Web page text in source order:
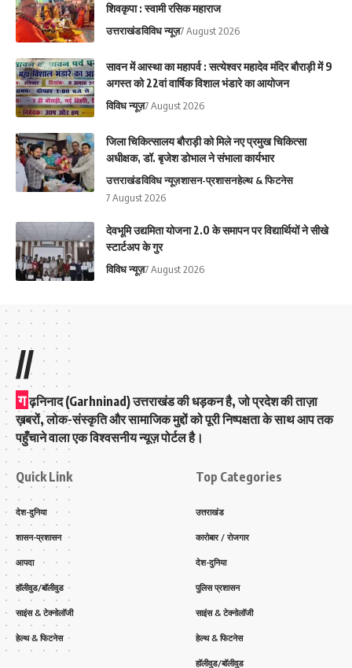
शिवकृपा : स्वामी रसिक महाराज
उत्तराखंडविविध न्यूज़7 August 2026
सावन में आस्था का महापर्व : सत्येश्वर महादेव मंदिर बौराड़ी में 9
अगस्त को 22वां वार्षिक विशाल भंडारे का आयोजन
विविध न्यूज़7 August 2026
जिला चिकित्सालय बौराड़ी को मिले नए प्रमुख चिकित्सा
अधीक्षक, डॉ. बृजेश डोभाल ने संभाला कार्यभार
उत्तराखंडविविध न्यूज़शासन-प्रशासनहेल्थ & फिटनेस
7 August 2026
देवभूमि उद्यमिता योजना 2.0 के समापन पर विद्यार्थियों ने सीखे
स्टार्टअप के गुर
विविध न्यूज़7 August 2026
//
ग ढ़निनाद (Garhninad) उत्तराखंड की धड़कन है, जो प्रदेश की ताज़ा
ख़बरों, लोक-संस्कृति और सामाजिक मुद्दों को पूरी निष्पक्षता के साथ आप तक
पहुँचाने वाला एक विश्वसनीय न्यूज़ पोर्टल है।
Quick Link
देश-दुनिया
शासन-प्रशासन
आपदा
हॉलीवुड/बॉलीवुड
साइंस & टेक्नोलॉजी
हेल्थ & फिटनेस
Top Categories
उत्तराखंड
कारोबार / रोजगार
देश-दुनिया
पुलिस प्रशासन
साइंस & टेक्नोलॉजी
हेल्थ & फिटनेस
हॉलीवुड/बॉलीवुड